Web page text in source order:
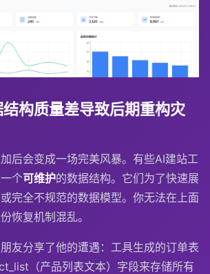
构质量差导致后期重构灾
后会变成一场完美风暴。有些AI建站工
个可维护的数据结构。它们为了快速展
完全不规范的数据模型。你无法在上面
恢复机制混乱。
友分享了他的遭遇：工具生成的订单表
（产品列表文本）字段来存储所有